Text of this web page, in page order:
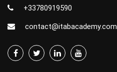
+33780919590
contact@itabacademy.com